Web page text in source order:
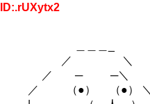
ID:.rUXytx2
／ ＼
／ ─ ─＼
／ （●） （●） ＼